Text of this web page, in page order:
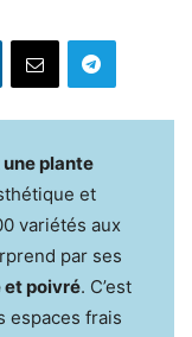
plante
et
variétés aux
par ses
et poivré. C’est
espaces frais